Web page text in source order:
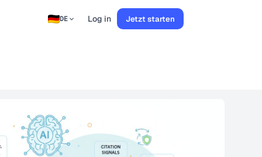
DE Log in Jetzt starten